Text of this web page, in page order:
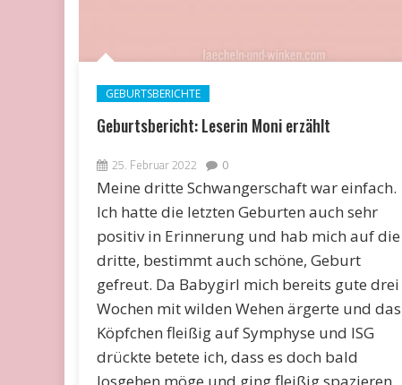
GEBURTSBERICHTE
Geburtsbericht: Leserin Moni erzählt
25. Februar 2022 0
Meine dritte Schwangerschaft war einfach.
Ich hatte die letzten Geburten auch sehr
positiv in Erinnerung und hab mich auf die
dritte, bestimmt auch schöne, Geburt
gefreut. Da Babygirl mich bereits gute drei
Wochen mit wilden Wehen ärgerte und das
Köpfchen fleißig auf Symphyse und ISG
drückte betete ich, dass es doch bald
losgehen möge und ging fleißig spazieren,